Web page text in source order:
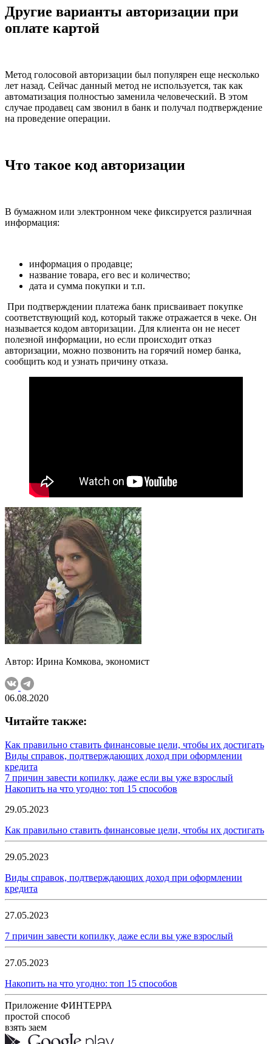
Другие варианты авторизации при
оплате картой
Метод голосовой авторизации был популярен еще несколько
лет назад. Сейчас данный метод не используется, так как
автоматизация полностью заменила человеческий. В этом
случае продавец сам звонил в банк и получал подтверждение
на проведение операции.
Что такое код авторизации
В бумажном или электронном чеке фиксируется различная
информация:
информация о продавце;
название товара, его вес и количество;
дата и сумма покупки и т.п.
При подтверждении платежа банк присваивает покупке
соответствующий код, который также отражается в чеке. Он
называется кодом авторизации. Для клиента он не несет
полезной информации, но если происходит отказ
авторизации, можно позвонить на горячий номер банка,
сообщить код и узнать причину отказа.
Автор: Ирина Комкова, экономист
06.08.2020
Читайте также:
Как правильно ставить финансовые цели, чтобы их достигать
Виды справок, подтверждающих доход при оформлении
кредита
7 причин завести копилку, даже если вы уже взрослый
Накопить на что угодно: топ 15 способов
29.05.2023
Как правильно ставить финансовые цели, чтобы их достигать
29.05.2023
Виды справок, подтверждающих доход при оформлении
кредита
27.05.2023
7 причин завести копилку, даже если вы уже взрослый
27.05.2023
Накопить на что угодно: топ 15 способов
Приложение ФИНТЕРРА
простой способ
взять заем